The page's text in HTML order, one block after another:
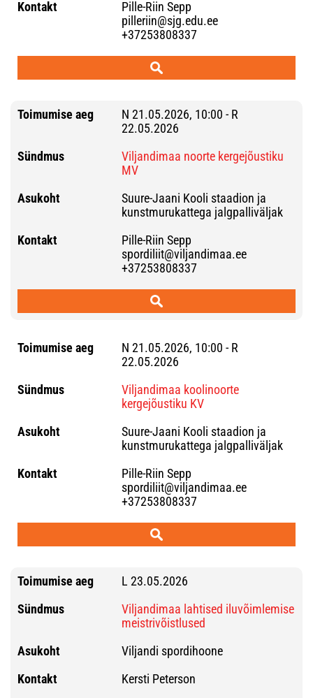
Pille-Riin Sepp
pilleriin@sjg.edu.ee
+37253808337
N 21.05.2026, 10:00 - R
22.05.2026
Viljandimaa noorte kergejõustiku
MV
Suure-Jaani Kooli staadion ja
kunstmurukattega jalgpalliväljak
Pille-Riin Sepp
spordiliit@viljandimaa.ee
+37253808337
N 21.05.2026, 10:00 - R
22.05.2026
Viljandimaa koolinoorte
kergejõustiku KV
Suure-Jaani Kooli staadion ja
kunstmurukattega jalgpalliväljak
Pille-Riin Sepp
spordiliit@viljandimaa.ee
+37253808337
L 23.05.2026
Viljandimaa lahtised iluvõimlemise
meistrivõistlused
Viljandi spordihoone
Kersti Peterson